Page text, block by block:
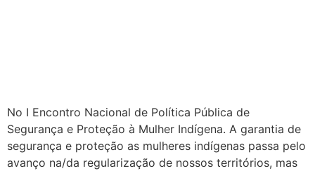
No I Encontro Nacional de Política Pública de
Segurança e Proteção à Mulher Indígena. A garantia de
segurança e proteção as mulheres indígenas passa pelo
avanço na/da regularização de nossos territórios, mas